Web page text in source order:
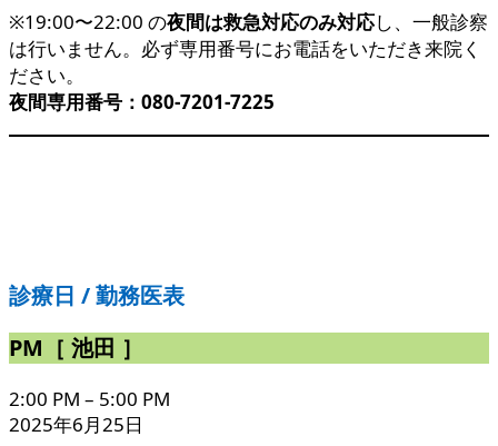
※19:00〜22:00 の夜間は救急対応のみ対応し、一般診察
は行いません。必ず専用番号にお電話をいただき来院く
ださい。
夜間専用番号：080-7201-7225
診療日 / 勤務医表
PM［ 池田 ］
2:00 PM – 5:00 PM
2025年6月25日